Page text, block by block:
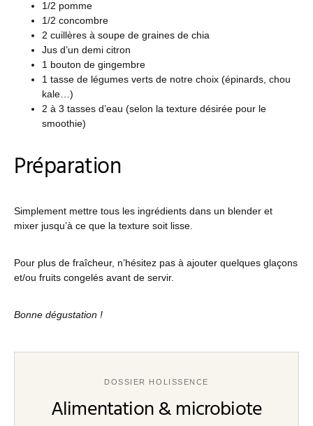
1/2 pomme
1/2 concombre
2 cuillères à soupe de graines de chia
Jus d’un demi citron
1 bouton de gingembre
1 tasse de légumes verts de notre choix (épinards, chou
kale…)
2 à 3 tasses d’eau (selon la texture désirée pour le
smoothie)
Préparation
Simplement mettre tous les ingrédients dans un blender et
mixer jusqu’à ce que la texture soit lisse.
Pour plus de fraîcheur, n’hésitez pas à ajouter quelques glaçons
et/ou fruits congelés avant de servir.
Bonne dégustation !
DOSSIER HOLISSENCE
Alimentation & microbiote